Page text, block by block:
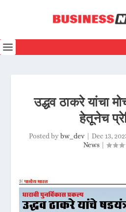
उद्धव ठाकरे यांचा
हेतूनेच
Posted bybw_dev| Dec 13,
News|